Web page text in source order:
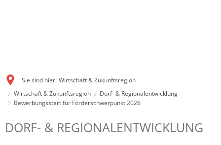
Sie sind hier: Wirtschaft & Zukunftsregion
Wirtschaft & Zukunftsregion
Dorf- & Regionalentwicklung
Bewerbungsstart für Förderschwerpunkt 2026
DORF- & REGIONALENTWICKLUNG